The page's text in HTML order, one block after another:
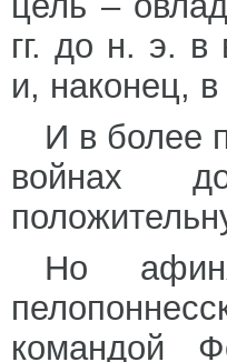
гг. до н. э.
и, наконец,
И в более
войнах
Но
командой